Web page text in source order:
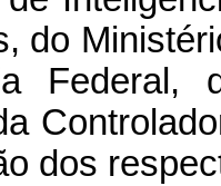
do
Federal,
dos